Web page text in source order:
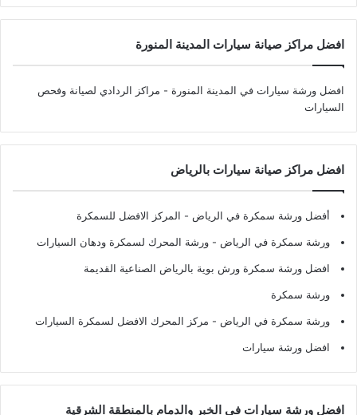
افضل مراكز صيانة سيارات المدينة المنورة
افضل ورشة سيارات في المدينة المنورة - مراكز الردادي لصيانة وفحص
السيارات
افضل مراكز صيانة سيارات بالرياض
أفضل ورشة سمكرة في الرياض - المركز الافضل للسمكرة
ورشة سمكرة في الرياض - ورشة المحرك لسمكرة ودهان السيارات
افضل ورشة سمكرة ورش بوية بالرياض الصناعية القديمة
ورشة سمكرة
ورشة سمكرة في الرياض - مركز المحرك الافضل لسمكرة السيارات
افضل ورشة سيارات
افضل ورشة سيارات في الخبر والدمام بالمنطقة الشرقية